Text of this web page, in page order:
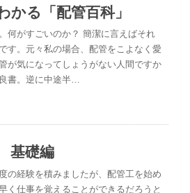
かる「配管百科」
何がすごいのか？ 簡潔に言えばそれ
す。元々私の場合、配管をこよなく愛
が気になってしょうがない人間ですか
書。逆に中途半…
基礎編
の経験を積みましたが、配管工を始め
く仕事を覚えることができるだろうと